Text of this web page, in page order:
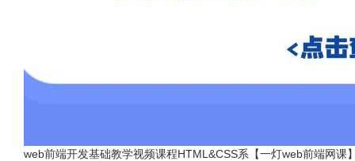
web前端开发基础教学视频课程HTML&CSS系【一灯web前端网课